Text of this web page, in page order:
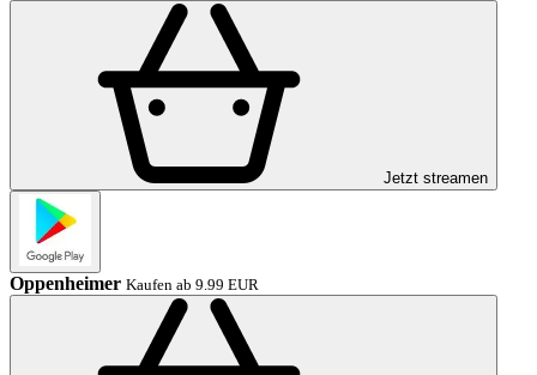
Jetzt streamen
Oppenheimer Kaufen ab 9.99 EUR